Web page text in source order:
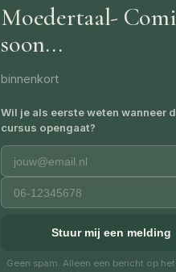
Moedertaal-
soon...
binnenkort
Wil je als eerste weten wanneer
cursus opengaat?
Geen spam. Alleen een bericht op